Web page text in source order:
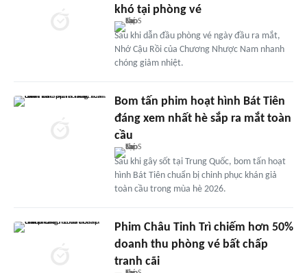
khó tại phòng vé
Sau khi dẫn đầu phòng vé ngày đầu ra mắt,
Nhớ Cậu Rồi của Chương Nhược Nam nhanh
chóng giảm nhiệt.
Bom tấn phim hoạt hình Bát Tiên
đáng xem nhất hè sắp ra mắt toàn
cầu
Sau khi gây sốt tại Trung Quốc, bom tấn hoạt
hình Bát Tiên chuẩn bị chinh phục khán giả
toàn cầu trong mùa hè 2026.
Phim Châu Tinh Trì chiếm hơn 50%
doanh thu phòng vé bất chấp
tranh cãi